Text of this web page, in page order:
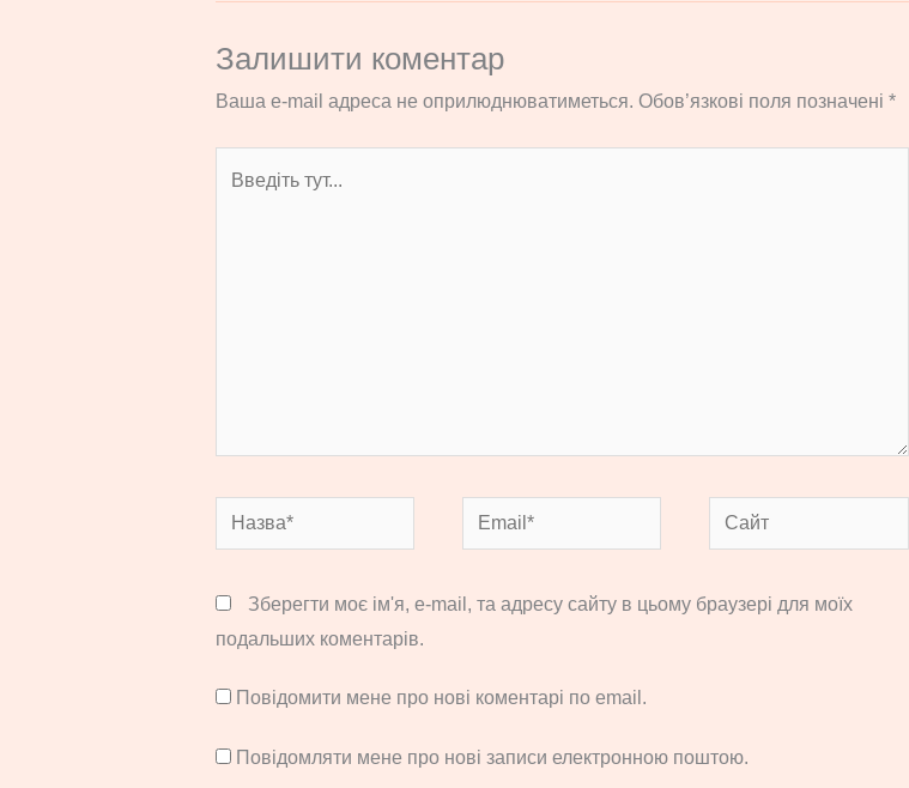
Залишити коментар
Ваша e-mail адреса не оприлюднюватиметься. Обов’язкові поля позначені *
Назва* Email* Сайт
Зберегти моє ім'я, e-mail, та адресу сайту в цьому браузері для моїх
подальших коментарів.
Повідомити мене про нові коментарі по email.
Повідомляти мене про нові записи електронною поштою.